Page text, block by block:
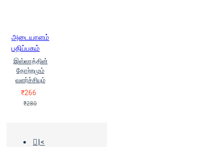
அடையாளம்
பதிப்பகம்
இஸ்லாத்தின்
தோற்றமும்
வளர்ச்சியும்
₹266
₹280
|<